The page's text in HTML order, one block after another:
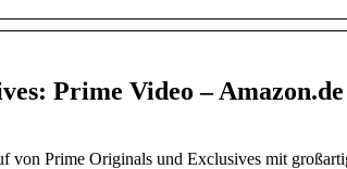
Prime Video – Amazon.de
Prime Originals und Exclusives mit